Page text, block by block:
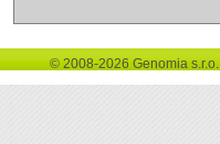
© 2008-2026 Genomia